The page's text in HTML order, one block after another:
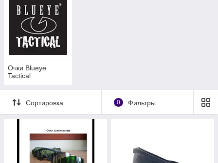
Очки Blueye
Tactical
Сортировка 0 Фильтры